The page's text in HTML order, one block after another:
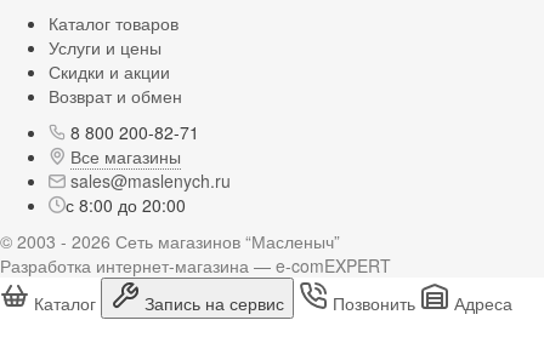
Каталог товаров
Услуги и цены
Скидки и акции
Возврат и обмен
8 800 200-82-71
Все магазины
sales@maslenych.ru
с 8:00 до 20:00
© 2003 - 2026 Сеть магазинов “Масленыч”
Разработка интернет-магазина — e-comEXPERT
Каталог
Запись на сервис Позвонить Адреса